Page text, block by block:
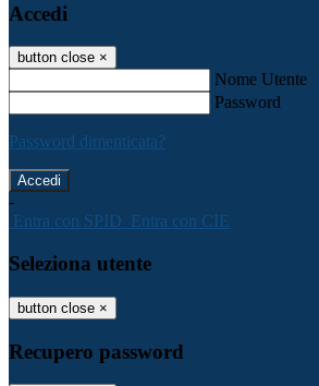
Accedi
button close ×
Nome Utente
Password
Password dimenticata?
-
Entra con SPID Entra con CIE
Seleziona utente
button close ×
Recupero password